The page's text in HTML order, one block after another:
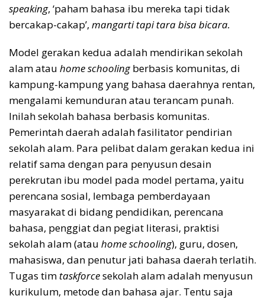
speaking, ‘paham bahasa ibu mereka tapi tidak
bercakap-cakap’, mangarti tapi tara bisa bicara.
Model gerakan kedua adalah mendirikan sekolah
alam atau home schoolingberbasis komunitas, di
kampung-kampung yang bahasa daerahnya rentan,
mengalami kemunduran atau terancam punah.
Inilah sekolah bahasa berbasis komunitas.
Pemerintah daerah adalah fasilitator pendirian
sekolah alam. Para pelibat dalam gerakan kedua ini
relatif sama dengan para penyusun desain
perekrutan ibu model pada model pertama, yaitu
perencana sosial, lembaga pemberdayaan
masyarakat di bidang pendidikan, perencana
bahasa, penggiat dan pegiat literasi, praktisi
sekolah alam (atau home schooling), guru, dosen,
mahasiswa, dan penutur jati bahasa daerah terlatih.
Tugas tim taskforcesekolah alam adalah menyusun
kurikulum, metode dan bahasa ajar. Tentu saja